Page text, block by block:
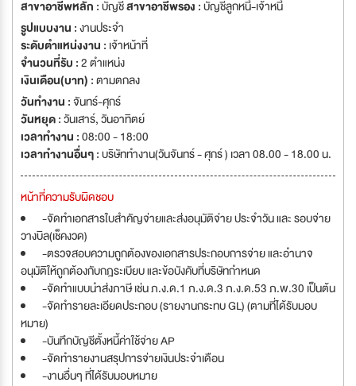
ผลิตภัณฑ์และอุปกรณ์ที่เกี่ยวข้องกับระบบบำบัดน้ำให้บริสุทธิ์ที่เป็นตาม
มาตรฐานที่ได้การยอมรับตามหลักสากล ไม่ว่าจะเป็นมาตรฐาน NSF
Standard, มาตรฐาน FDA Standard มาตรฐานของ The Association for
the Advancement of Medical Instrumentation (AAMI Standard) เป็นต้น
เพื่อยืนยันแนวคิดในการดำเนินธุรกิจ “We lift your life. เรายกระดับคุณภาพ
ชีวิตคุณ” ฟิลเตอร์ วิชั่น เราจึงมุ่งมั่นสนับสนุนผู้ประกอบการกลุ่มเพื่อการ
พาณิชย์และที่อยู่อาศัยธุรกิจอุตสาหกรรมและ ผู้ประกอบการด้านระบบน้ำ และ
ธุรกิจบริการทางการแพทย์ ด้วยการพัฒนาคุณค่าเพิ่มผ่านงานบริการในด้าน
ระบบบำบัดน้ำให้บริสุทธิ์และการบริการด้านสุขภาพและความงาม เพื่อยกระดับ
คุณภาพชีวิตที่ยั่งยืนและได้รับการยอมรับจากลูกค้าอย่างต่อเนื่อง ภายใต้หลัก
ธรรมาภิบาลที่ดี
สาขาอาชีพหลัก :บัญชีสาขาอาชีพรอง :บัญชีลูกหนี้-เจ้าหนี้
รูปแบบงาน :งานประจำ
ระดับตำแหน่งงาน : เจ้าหน้าที่
จำนวนที่รับ :2 ตำแหน่ง
เงินเดือน(บาท) :ตามตกลง
วันทำงาน :จันทร์-ศุกร์
วันหยุด :วันเสาร์,วันอาทิตย์
เวลาทำงาน :08:00 - 18:00
เวลาทำงานอื่นๆ :บริษัททำงาน(วันจันทร์ - ศุกร์ ) เวลา 08.00 - 18.00 น.
หน้าที่ความรับผิดชอบ
-จัดทำเอกสารใบสำคัญจ่ายและส่งอนุมัติจ่าย ประจำวัน และ รอบจ่าย
วางบิล(เช็คงวด)
-ตรวจสอบความถูกต้องของเอกสารประกอบการจ่าย และอำนาจ
อนุมัติให้ถูกต้องกับกฎระเบียบ และข้อบังคับที่บริษัทกำหนด
-จัดทำแบบนำส่งภาษี เช่น ภ.ง.ด.1 ภ.ง.ด.3 ภ.ง.ด.53 ภ.พ.30 เป็นต้น
-จัดทำรายละเอียดประกอบ (รายงานกระทบ GL) (ตามที่ได้รับมอบ
หมาย)
-บันทึกบัญชีตั้งหนี้ค่าใช้จ่าย AP
-จัดทำรายงานสรุปการจ่ายเงินประจำเดือน
-งานอื่นๆ ที่ได้รับมอบหมาย